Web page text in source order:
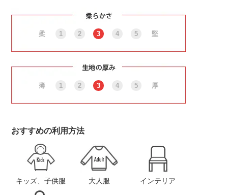
柔 1 2 3 4 5 堅
薄 1 2 3 4 5 厚
おすすめの利用方法
キッズ、子供服 大人服 インテリア